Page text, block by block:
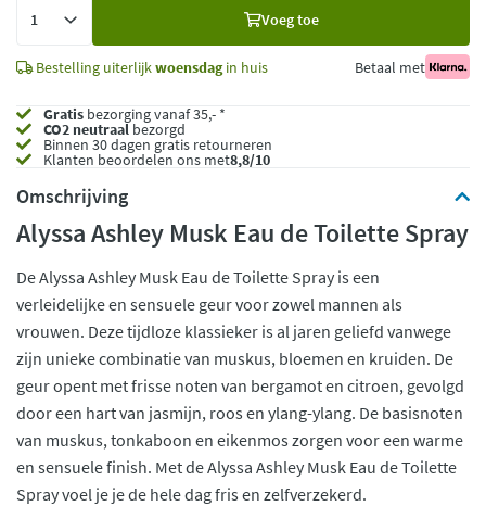
Voeg toe
Bestelling uiterlijkwoensdagin huis Betaal met
Gratis bezorging vanaf 35,- *
CO2 neutraalbezorgd
Binnen 30 dagen gratis retourneren
Klanten beoordelen ons met8,8/10
Omschrijving
Alyssa Ashley Musk Eau de Toilette Spray
De Alyssa Ashley Musk Eau de Toilette Spray is een
verleidelijke en sensuele geur voor zowel mannen als
vrouwen. Deze tijdloze klassieker is al jaren geliefd vanwege
zijn unieke combinatie van muskus, bloemen en kruiden. De
geur opent met frisse noten van bergamot en citroen, gevolgd
door een hart van jasmijn, roos en ylang-ylang. De basisnoten
van muskus, tonkaboon en eikenmos zorgen voor een warme
en sensuele finish. Met de Alyssa Ashley Musk Eau de Toilette
Spray voel je je de hele dag fris en zelfverzekerd.